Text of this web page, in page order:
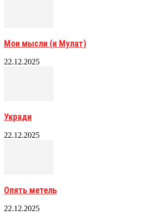
Мои мысли (и Мулат)
22.12.2025
Укради
22.12.2025
Опять метель
22.12.2025